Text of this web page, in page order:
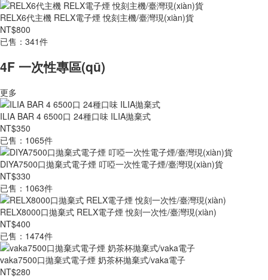
RELX6代主機 RELX電子煙 悅刻主機/臺灣現(xiàn)貨
NT$800
已售：341件
4F 一次性專區(qū)
更多
ILIA BAR 4 6500口 24種口味 ILIA拋棄式
NT$350
已售：1065件
DIYA7500口拋棄式電子煙 叮啞一次性電子煙/臺灣現(xiàn)貨
NT$330
已售：1063件
RELX8000口拋棄式 RELX電子煙 悅刻一次性/臺灣現(xiàn)
NT$400
已售：1474件
vaka7500口拋棄式電子煙 奶茶杯拋棄式/vaka電子
NT$280